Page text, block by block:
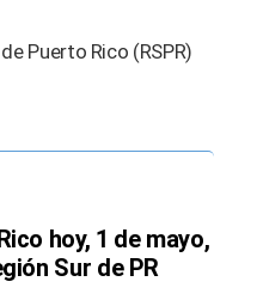
Puerto Rico (RSPR)
hoy, 1 de mayo,
Sur de PR